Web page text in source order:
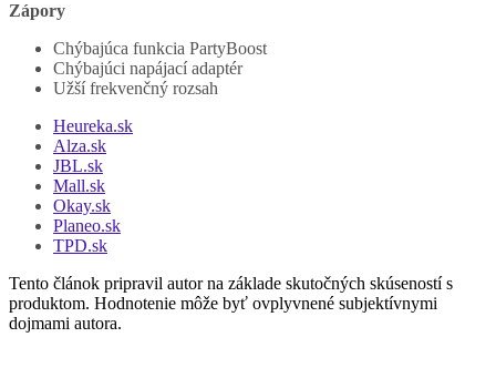
Zápory
Chýbajúca funkcia PartyBoost
Chýbajúci napájací adaptér
Užší frekvenčný rozsah
Heureka.sk
Alza.sk
JBL.sk
Mall.sk
Okay.sk
Planeo.sk
TPD.sk
Tento článok pripravil autor na základe skutočných skúseností s
produktom. Hodnotenie môže byť ovplyvnené subjektívnymi
dojmami autora.